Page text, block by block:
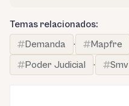
Temas relacionados:
Demanda
· Mapfre
Poder Judicial
· Smv